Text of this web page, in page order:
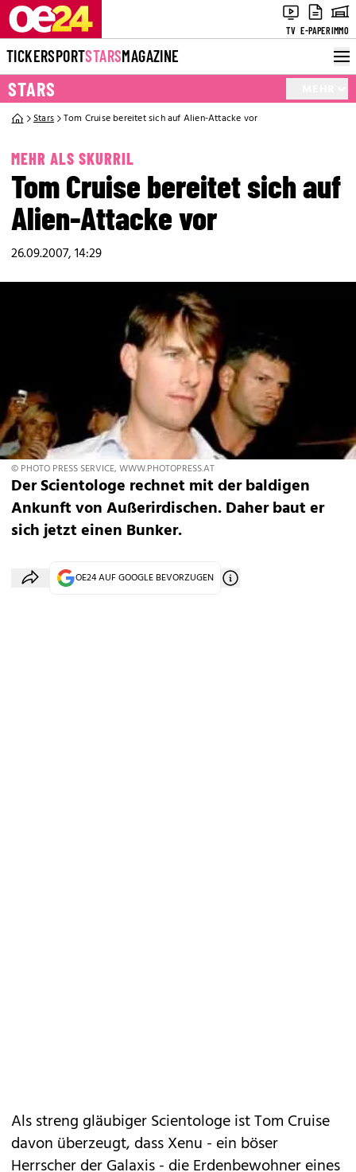
TV E-PAPERIMMO
TICKERSPORTSTARSMAGAZINE
STARS
Stars Tom Cruise bereitet sich auf Alien-Attacke vor
MEHR ALS SKURRIL
Tom Cruise bereitet sich auf
Alien-Attacke vor
26.09.2007, 14:29
© PHOTO PRESS SERVICE, WWW.PHOTOPRESS.AT
Der Scientologe rechnet mit der baldigen
Ankunft von Außerirdischen. Daher baut er
sich jetzt einen Bunker.
OE24 AUF GOOGLE BEVORZUGEN
Als streng gläubiger Scientologe ist Tom Cruise
davon überzeugt, dass Xenu - ein böser
Herrscher der Galaxis - die Erdenbewohner eines